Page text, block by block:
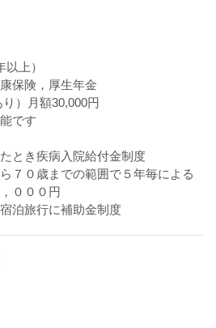
上）
保険，厚生年金
）月額30,000円
です
とき疾病入院給付金制度
７０歳までの範囲で５年毎による
０００円
泊旅行に補助金制度